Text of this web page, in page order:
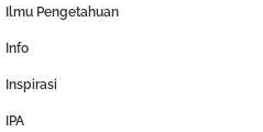
Ilmu Pengetahuan
Info
Inspirasi
IPA